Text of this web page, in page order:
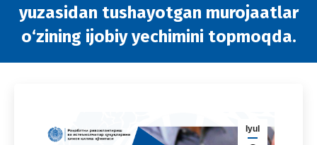
yuzasidan tushayotgan murojaatlar
o‘zining ijobiy yechimini topmoqda.
Iyul